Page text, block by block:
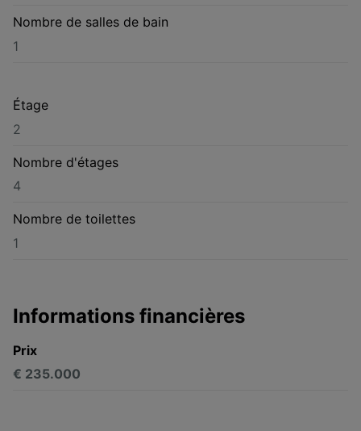
Nombre de salles de bain
1
Étage
2
Nombre d'étages
4
Nombre de toilettes
1
Informations financières
Prix
€ 235.000